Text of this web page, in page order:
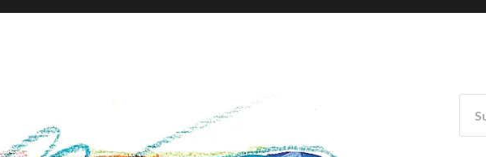
Suche
nach: